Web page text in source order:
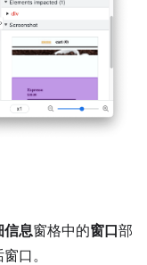
信息窗格中的窗口部
口。